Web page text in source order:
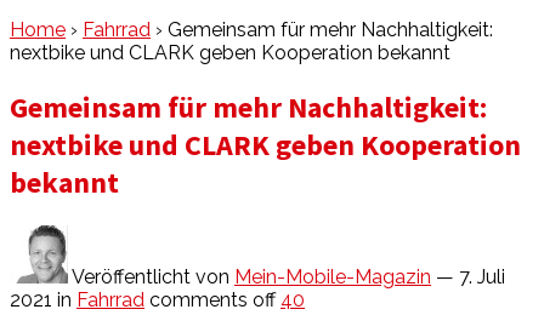
Home › Fahrrad › Gemeinsam für mehr Nachhaltigkeit:
nextbike und CLARK geben Kooperation bekannt
Gemeinsam für mehr Nachhaltigkeit:
nextbike und CLARK geben Kooperation
bekannt
Veröffentlicht von Mein-Mobile-Magazin — 7. Juli
2021 in Fahrrad comments off 40